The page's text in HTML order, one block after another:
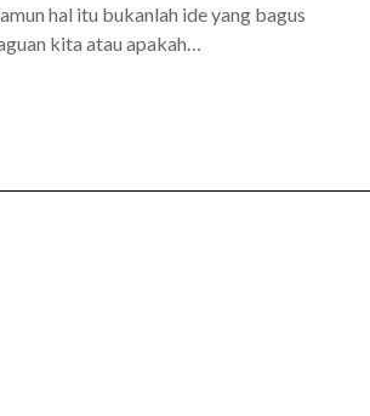
hal itu bukanlah ide yang bagus
kita atau apakah…